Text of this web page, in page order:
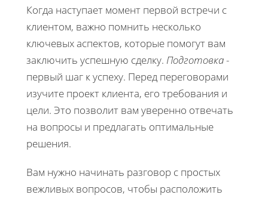
Когда наступает момент первой встречи с
клиентом, важно помнить несколько
ключевых аспектов, которые помогут вам
заключить успешную сделку. Подготовка-
первый шаг к успеху. Перед переговорами
изучите проект клиента, его требования и
цели. Это позволит вам уверенно отвечать
на вопросы и предлагать оптимальные
решения.
Вам нужно начинать разговор с простых
вежливых вопросов, чтобы расположить